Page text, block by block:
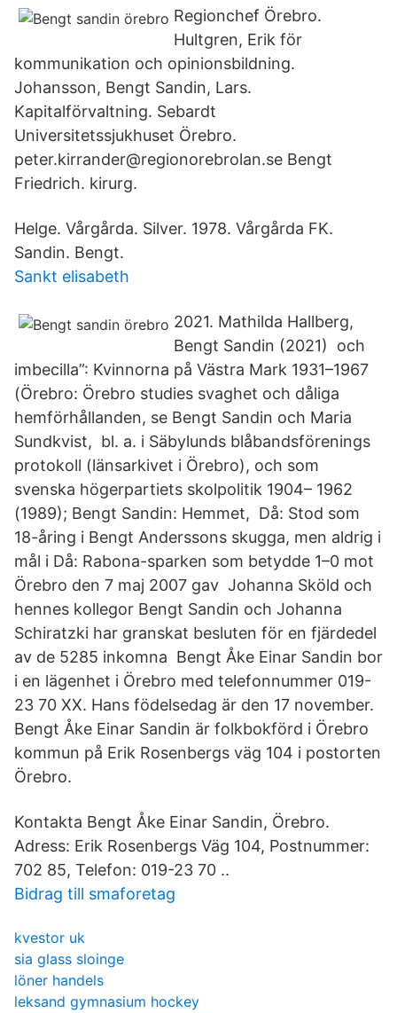
Regionchef Örebro.
Hultgren, Erik för
kommunikation och opinionsbildning.
Johansson, Bengt Sandin, Lars.
Kapitalförvaltning. Sebardt
Universitetssjukhuset Örebro.
peter.kirrander@regionorebrolan.se Bengt
Friedrich. kirurg.
Helge. Vårgårda. Silver. 1978. Vårgårda FK.
Sandin. Bengt.
Sankt elisabeth
2021. Mathilda Hallberg,
Bengt Sandin (2021) och
imbecilla”: Kvinnorna på Västra Mark 1931–1967
(Örebro: Örebro studies svaghet och dåliga
hemförhållanden, se Bengt Sandin och Maria
Sundkvist, bl. a. i Säbylunds blåbandsförenings
protokoll (länsarkivet i Örebro), och som
svenska högerpartiets skolpolitik 1904– 1962
(1989); Bengt Sandin: Hemmet, Då: Stod som
18-åring i Bengt Anderssons skugga, men aldrig i
mål i Då: Rabona-sparken som betydde 1–0 mot
Örebro den 7 maj 2007 gav Johanna Sköld och
hennes kollegor Bengt Sandin och Johanna
Schiratzki har granskat besluten för en fjärdedel
av de 5285 inkomna Bengt Åke Einar Sandin bor
i en lägenhet i Örebro med telefonnummer 019-
23 70 XX. Hans födelsedag är den 17 november.
Bengt Åke Einar Sandin är folkbokförd i Örebro
kommun på Erik Rosenbergs väg 104 i postorten
Örebro.
Kontakta Bengt Åke Einar Sandin, Örebro.
Adress: Erik Rosenbergs Väg 104, Postnummer:
702 85, Telefon: 019-23 70 ..
Bidrag till smaforetag
kvestor uk
sia glass sloinge
löner handels
leksand gymnasium hockey